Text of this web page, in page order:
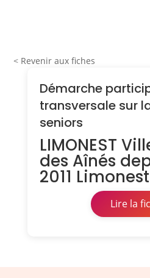
< Revenir aux fiches
Démarche
transversale sur
seniors
LIMONEST
des Aînés
2011
Lire la